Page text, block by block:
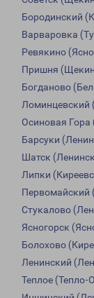
Бородинский
Варваровка
Ревякино
Пришня
Богданово
Ломинцевский
Осиновая Гора
Барсуки
Шатск
Липки
Первомайский
Стукалово
Ясногорск
Болохово
Ленинский
Теплое (Тепло-